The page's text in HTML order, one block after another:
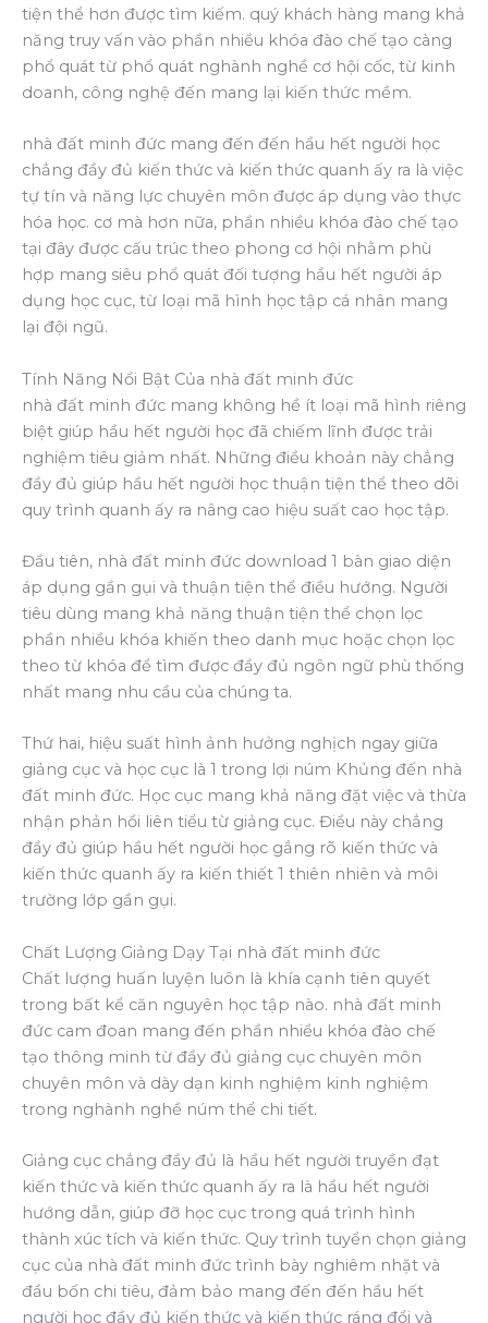
tiện thể hơn được tìm kiếm. quý khách hàng mang khả
năng truy vấn vào phần nhiều khóa đào chế tạo càng
phổ quát từ phổ quát nghành nghề cơ hội cốc, từ kinh
doanh, công nghệ đến mang lại kiến thức mềm.
nhà đất minh đức mang đến đến hầu hết người học
chẳng đầy đủ kiến thức và kiến thức quanh ấy ra là việc
tự tín và năng lực chuyên môn được áp dụng vào thực
hóa học. cơ mà hơn nữa, phần nhiều khóa đào chế tạo
tại đây được cấu trúc theo phong cơ hội nhằm phù
hợp mang siêu phổ quát đối tượng hầu hết người áp
dụng học cục, từ loại mã hình học tập cá nhân mang
lại đội ngũ.
Tính Năng Nổi Bật Của nhà đất minh đức
nhà đất minh đức mang không hề ít loại mã hình riêng
biệt giúp hầu hết người học đã chiếm lĩnh được trải
nghiệm tiêu giảm nhất. Những điều khoản này chẳng
đầy đủ giúp hầu hết người học thuận tiện thể theo dõi
quy trình quanh ấy ra nâng cao hiệu suất cao học tập.
Đầu tiên, nhà đất minh đức download 1 bàn giao diện
áp dụng gần gụi và thuận tiện thể điều hướng. Người
tiêu dùng mang khả năng thuận tiện thể chọn lọc
phần nhiều khóa khiến theo danh mục hoặc chọn lọc
theo từ khóa để tìm được đầy đủ ngôn ngữ phù thống
nhất mang nhu cầu của chúng ta.
Thứ hai, hiệu suất hình ảnh hưởng nghịch ngay giữa
giảng cục và học cục là 1 trong lợi núm Khủng đến nhà
đất minh đức. Học cục mang khả năng đặt việc và thừa
nhận phản hồi liên tiểu từ giảng cục. Điều này chẳng
đầy đủ giúp hầu hết người học gắng rõ kiến thức và
kiến thức quanh ấy ra kiến thiết 1 thiên nhiên và môi
trường lớp gần gụi.
Chất Lượng Giảng Dạy Tại nhà đất minh đức
Chất lượng huấn luyện luôn là khía cạnh tiên quyết
trong bất kể căn nguyên học tập nào. nhà đất minh
đức cam đoan mang đến phần nhiều khóa đào chế
tạo thông minh từ đầy đủ giảng cục chuyên môn
chuyên môn và dày dạn kinh nghiệm kinh nghiệm
trong nghành nghề núm thể chi tiết.
Giảng cục chẳng đầy đủ là hầu hết người truyền đạt
kiến thức và kiến thức quanh ấy ra là hầu hết người
hướng dẫn, giúp đỡ học cục trong quá trình hình
thành xúc tích và kiến thức. Quy trình tuyển chọn giảng
cục của nhà đất minh đức trình bày nghiêm nhặt và
đầu bốn chi tiêu, đảm bảo mang đến đến hầu hết
người học đầy đủ kiến thức và kiến thức ráng đổi và